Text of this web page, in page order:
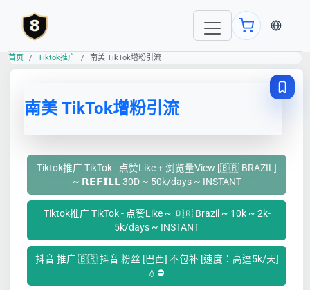
当前语
首页 Tiktok推广 南美 TikTok增粉引流
南美 TikTok增粉引流
Tiktok推广 TikTok - 点赞Like + 浏览量View [🇧🇷 BRAZIL]
~ 𝗥𝗘𝗙𝗜𝗟𝗟 30D ~ 50k/days ~ INSTANT
Tiktok推广 TikTok - 点赞Like ~ 🇧🇷 Brazil ~ 10k ~ 2k-
5k/days ~ INSTANT
抖音 推广 🇧🇷 抖音 粉丝 [巴西] 不包补 [速度：高達5k/天]
💧⛔ ️